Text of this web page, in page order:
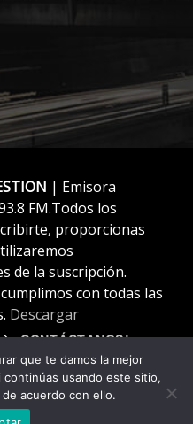
| Emisora
FM.Todos los
proporcionas
de la suscripción.
con todas las
Descargar
CONTÁCTANOS!
que te damos la mejor
usando este sitio,
acuerdo con ello.